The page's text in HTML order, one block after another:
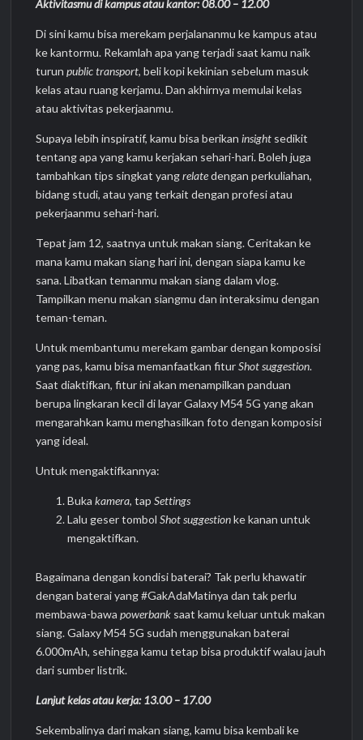
Aktivitasmu di kampus atau kantor: 08.00 – 12.00
Di sini kamu bisa merekam perjalananmu ke kampus atau
ke kantormu. Rekamlah apa yang terjadi saat kamu naik
turunpublic transport, beli kopi kekinian sebelum masuk
kelas atau ruang kerjamu. Dan akhirnya memulai kelas
atau aktivitas pekerjaanmu.
Supaya lebih inspiratif, kamu bisa berikaninsight sedikit
tentang apa yang kamu kerjakan sehari-hari. Boleh juga
tambahkan tips singkat yangrelatedengan perkuliahan,
bidang studi, atau yang terkait dengan profesi atau
pekerjaanmu sehari-hari.
Tepat jam 12, saatnya untuk makan siang. Ceritakan ke
mana kamu makan siang hari ini, dengan siapa kamu ke
sana. Libatkan temanmu makan siang dalam vlog.
Tampilkan menu makan siangmu dan interaksimu dengan
teman-teman.
Untuk membantumu merekam gambar dengan komposisi
yang pas, kamu bisa memanfaatkan fiturShot suggestion.
Saat diaktifkan, fitur ini akan menampilkan panduan
berupa lingkaran kecil di layar Galaxy M54 5G yang akan
mengarahkan kamu menghasilkan foto dengan komposisi
yang ideal.
Untuk mengaktifkannya:
Buka kamera, tap Settings
Lalu geser tombol Shot suggestionke kanan untuk
mengaktifkan.
Bagaimana dengan kondisi baterai? Tak perlu khawatir
dengan baterai yang #GakAdaMatinya dan tak perlu
membawa-bawapowerbank saat kamu keluar untuk makan
siang. Galaxy M54 5G sudah menggunakan baterai
6.000mAh, sehingga kamu tetap bisa produktif walau jauh
dari sumber listrik.
Lanjut kelas atau kerja: 13.00 – 17.00
Sekembalinya dari makan siang, kamu bisa kembali ke